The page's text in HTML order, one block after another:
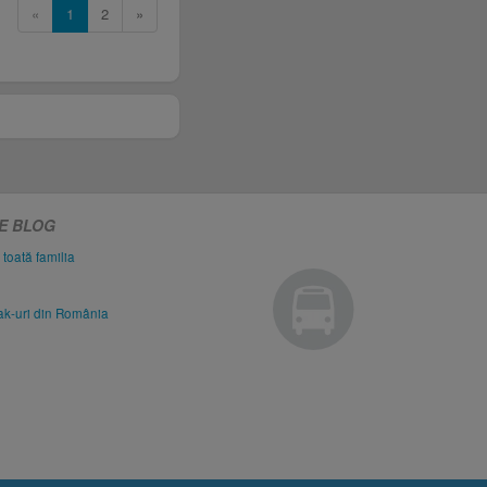
« 1 2 »
BLOG
familia
uri din România